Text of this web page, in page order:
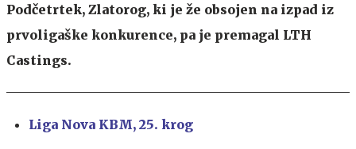
Podčetrtek, Zlatorog, ki je že obsojen na izpad iz
prvoligaške konkurence, pa je premagal LTH
Castings.
Liga Nova KBM, 25. krog